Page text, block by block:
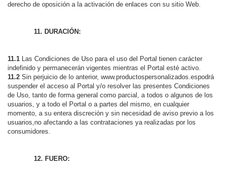
derecho de oposición a la activación de enlaces con su sitio Web.
11. DURACIÓN:
11.1 Las Condiciones de Uso para el uso del Portal tienen carácter
indefinido y permanecerán vigentes mientras el Portal esté activo.
11.2 Sin perjuicio de lo anterior, www.productospersonalizados.espodrá
suspender el acceso al Portal y/o resolver las presentes Condiciones
de Uso, tanto de forma general como parcial, a todos o algunos de los
usuarios, y a todo el Portal o a partes del mismo, en cualquier
momento, a su entera discreción y sin necesidad de aviso previo a los
usuarios,no afectando a las contrataciones ya realizadas por los
consumidores.
12. FUERO: